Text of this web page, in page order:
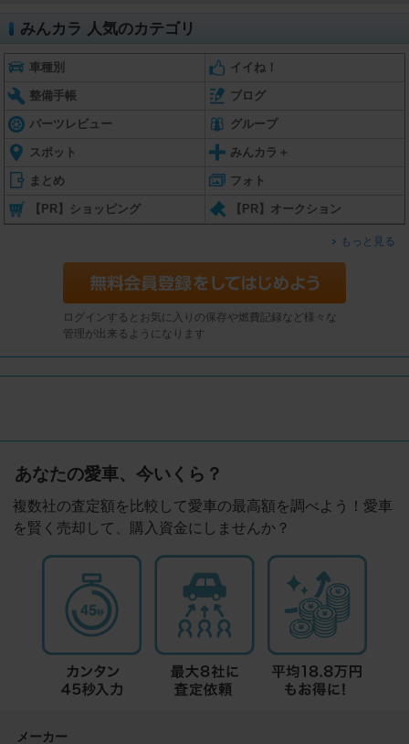
みんカラ 人気のカテゴリ
車種別 イイね！
整備手帳 ブログ
パーツレビュー グループ
スポット みんカラ＋
まとめ フォト
【PR】ショッピング 【PR】オークション
もっと見る
ログインするとお気に入りの保存や燃費記録など様々な
管理が出来るようになります
あなたの愛車、今いくら？
複数社の査定額を比較して愛車の最高額を調べよう！愛車
を賢く売却して、購入資金にしませんか？
メーカー